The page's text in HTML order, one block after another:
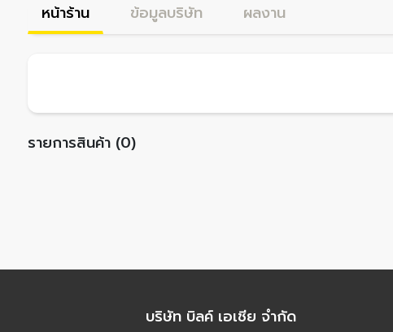
หน้าร้าน ข้อมูลบริษัท ผลงาน
รายการสินค้า (0)
บริษัท บิลค์ เอเชีย จำกัด